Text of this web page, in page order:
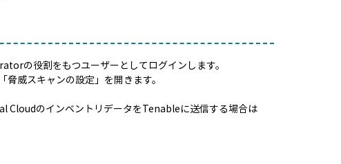
の役割をもつユーザーとしてログインします。
威スキャンの設定」を開きます。
CloudのインベントリデータをTenableに送信する場合は